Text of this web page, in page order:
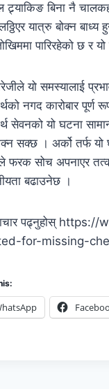
ट्र्याकिङ बिना नै
यात्रु बोक्न
पारिरहेको छ र
यो समस्यालाई
नगद कारोबार
सेवनको यो घटना
सक्छ । अर्को तर्फ
फरक सोच अपनाएर
बढाउनेछ ।
पढ्नुहोस्
for-missing-